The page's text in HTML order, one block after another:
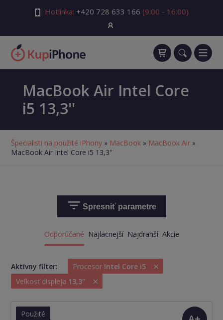
Hotlinka: +420 728 633 166 (9:00 - 16:00)
MacBook Air Intel Core
i5 13,3''
Špecialisti na použité iPhony » MacBook » MacBook Air »
MacBook Air Intel Core i5 13,3''
Spresniť parametre
Odporúčané Najlacnejší Najdrahší Akcie
Aktívny filter: Procesor Intel Core i5 ×
Veľkosť displeja 13,3'' ×
Použité